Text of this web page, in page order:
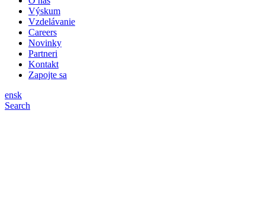
Výskum
Vzdelávanie
Careers
Novinky
Partneri
Kontakt
Zapojte sa
ensk
Search